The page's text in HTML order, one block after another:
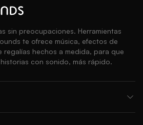
sin preocupaciones. Herramientas
te ofrece música, efectos de
regalías hechos a medida, para que
con sonido, más rápido.